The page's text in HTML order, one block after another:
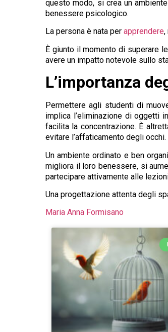
questo modo, si crea un
benessere psicologico.
La persona è nata per apprendere,
È giunto il momento di superare
avere un impatto notevole sullo
L’importanza
Permettere agli studenti di
implica l’eliminazione di oggetti
facilita la concentrazione. È
evitare l’affaticamento degli
Un ambiente ordinato e ben
migliora il loro benessere, si
partecipare attivamente alle
Una progettazione attenta degli
Maria Anna Formisano